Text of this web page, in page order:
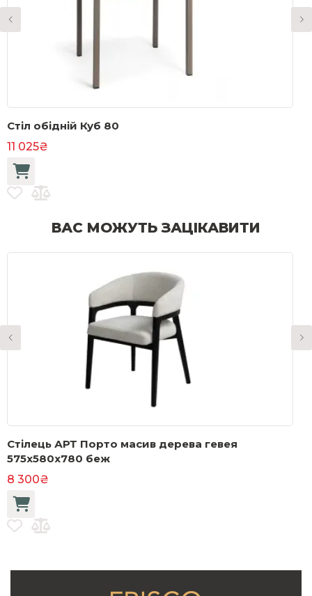
Стіл обідній Куб 80
11 025₴
ВАС МОЖУТЬ ЗАЦІКАВИТИ
Стілець АРТ Порто масив дерева гевея
575x580x780 беж
8 300₴